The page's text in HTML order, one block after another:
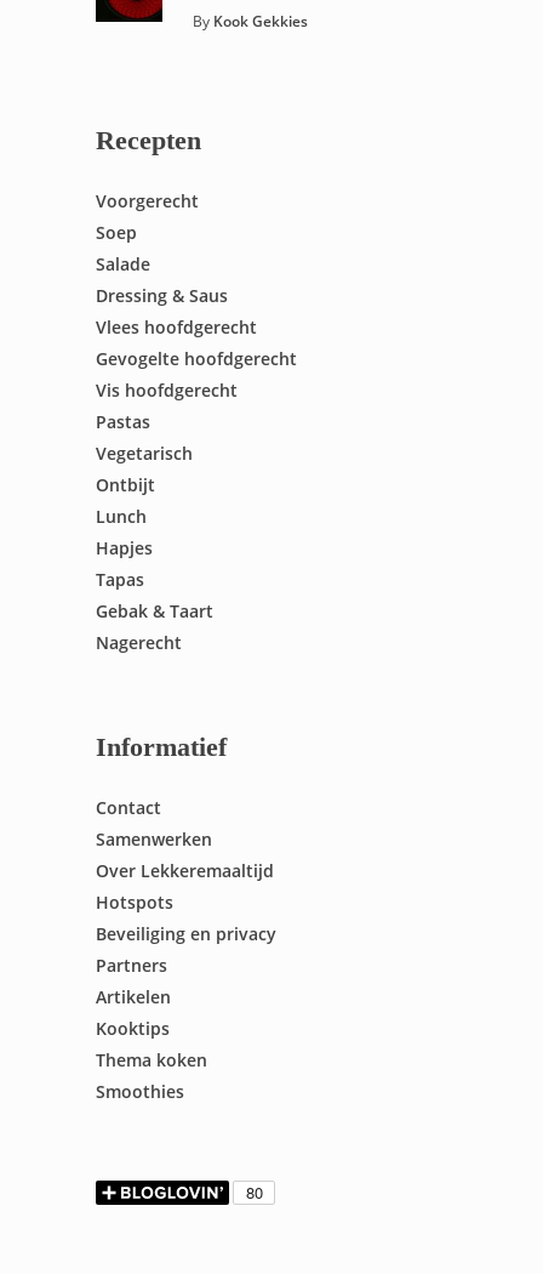
By Kook Gekkies
Recepten
Voorgerecht
Soep
Salade
Dressing & Saus
Vlees hoofdgerecht
Gevogelte hoofdgerecht
Vis hoofdgerecht
Pastas
Vegetarisch
Ontbijt
Lunch
Hapjes
Tapas
Gebak & Taart
Nagerecht
Informatief
Contact
Samenwerken
Over Lekkeremaaltijd
Hotspots
Beveiliging en privacy
Partners
Artikelen
Kooktips
Thema koken
Smoothies